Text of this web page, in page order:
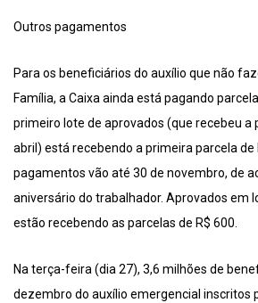
Outros pagamentos
Para os beneficiários do auxílio que não
Família, a Caixa ainda está pagando
primeiro lote de aprovados (que recebeu a
abril) está recebendo a primeira parcela de
pagamentos vão até 30 de novembro, de
aniversário do trabalhador. Aprovados em
estão recebendo as parcelas de R$ 600.
Na terça-feira (dia 27), 3,6 milhões de
dezembro do auxílio emergencial inscritos